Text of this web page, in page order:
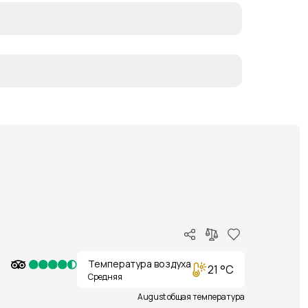
Температура воздуха
Средняя 21 °C
August общая температура